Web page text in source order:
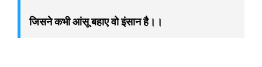
जिसने कभी आंसू बहाए वो इंसान है।।